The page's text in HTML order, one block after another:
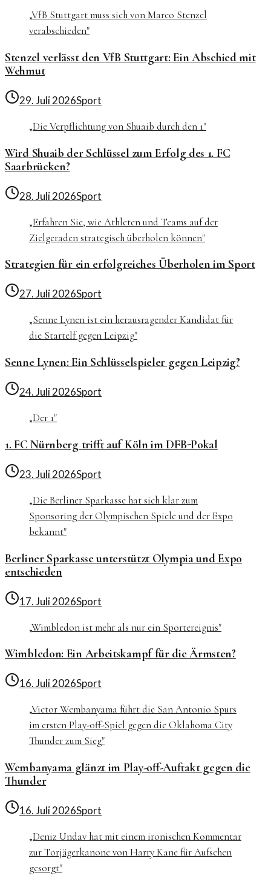
„VfB Stuttgart muss sich von Marco Stenzel
verabschieden"
Stenzel verlässt den VfB Stuttgart: Ein Abschied mit
Wehmut
29. Juli 2026Sport
„Die Verpflichtung von Shuaib durch den 1"
Wird Shuaib der Schlüssel zum Erfolg des 1. FC
Saarbrücken?
28. Juli 2026Sport
„Erfahren Sie, wie Athleten und Teams auf der
Zielgeraden strategisch überholen können"
Strategien für ein erfolgreiches Überholen im Sport
27. Juli 2026Sport
„Senne Lynen ist ein herausragender Kandidat für
die Startelf gegen Leipzig"
Senne Lynen: Ein Schlüsselspieler gegen Leipzig?
24. Juli 2026Sport
„Der 1"
1. FC Nürnberg trifft auf Köln im DFB-Pokal
23. Juli 2026Sport
„Die Berliner Sparkasse hat sich klar zum
Sponsoring der Olympischen Spiele und der Expo
bekannt"
Berliner Sparkasse unterstützt Olympia und Expo
entschieden
17. Juli 2026Sport
„Wimbledon ist mehr als nur ein Sportereignis"
Wimbledon: Ein Arbeitskampf für die Ärmsten?
16. Juli 2026Sport
„Victor Wembanyama führt die San Antonio Spurs
im ersten Play-off-Spiel gegen die Oklahoma City
Thunder zum Sieg"
Wembanyama glänzt im Play-off-Auftakt gegen die
Thunder
16. Juli 2026Sport
„Deniz Undav hat mit einem ironischen Kommentar
zur Torjägerkanone von Harry Kane für Aufsehen
gesorgt"